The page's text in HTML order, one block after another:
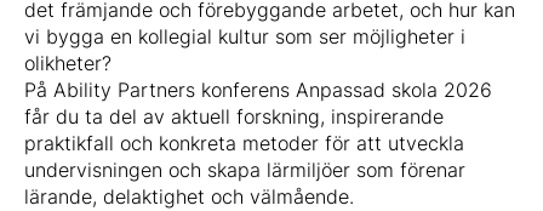
det främjande och förebyggande arbetet, och hur kan
vi bygga en kollegial kultur som ser möjligheter i
olikheter?
På Ability Partners konferens Anpassad skola 2026
får du ta del av aktuell forskning, inspirerande
praktikfall och konkreta metoder för att utveckla
undervisningen och skapa lärmiljöer som förenar
lärande, delaktighet och välmående.